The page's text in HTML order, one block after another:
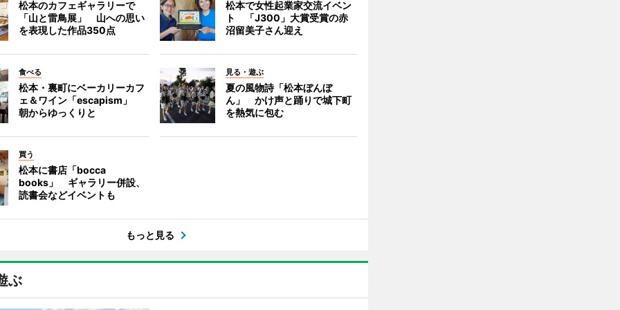
松本のカフェギャラリーで
「山と雷鳥展」 山への思い
を表現した作品350点
松本で女性起業家交流イベン
ト 「J300」大賞受賞の赤
沼留美子さん迎え
食べる
松本・裏町にベーカリーカフ
ェ＆ワイン「escapism」
朝からゆっくりと
見る・遊ぶ
夏の風物詩「松本ぼんぼ
ん」 かけ声と踊りで城下町
を熱気に包む
買う
松本に書店「bocca
books」 ギャラリー併設、
読書会などイベントも
もっと見る
ぶ